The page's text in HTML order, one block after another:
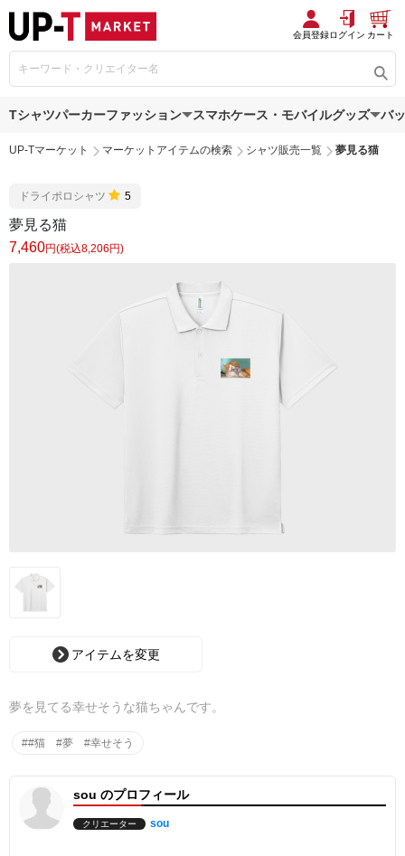
会員登録ログイン カート
Tシャツパーカーファッション スマホケース・モバイルグッズ バ
UP-Tマーケット マーケットアイテムの検索 シャツ販売一覧 夢見る猫
ドライポロシャツ 5
夢見る猫
7,460円(税込8,206円)
アイテムを変更
夢を見てる幸せそうな猫ちゃんです。
##猫 #夢 #幸せそう
sou のプロフィール
クリエーター sou